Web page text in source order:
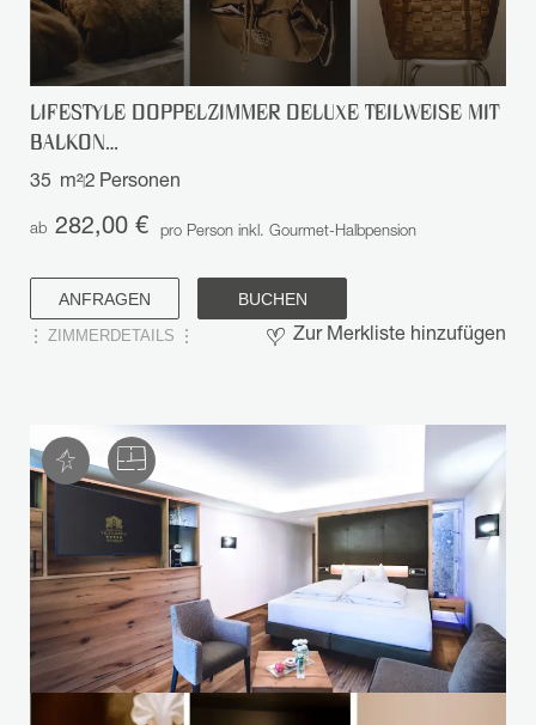
LIFESTYLE DOPPELZIMMER DELUXE TEILWEISE MIT
BALKON…
35 m²2 Personen
ab 282,00 € pro Person inkl. Gourmet-Halbpension
ANFRAGEN BUCHEN
ZIMMERDETAILS Zur Merkliste hinzufügen